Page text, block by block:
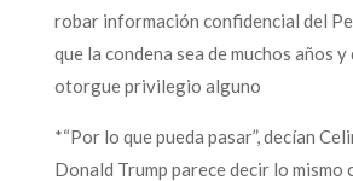
robar información confidencial del
que la condena sea de muchos años y
otorgue privilegio alguno
*“Por lo que pueda pasar”, decían
Donald Trump parece decir lo mismo